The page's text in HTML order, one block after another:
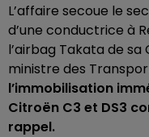
L’affaire secoue le
d’une conductrice à
l’airbag Takata de sa
ministre des
l’immobilisation
Citroën C3 et DS3
rappel.